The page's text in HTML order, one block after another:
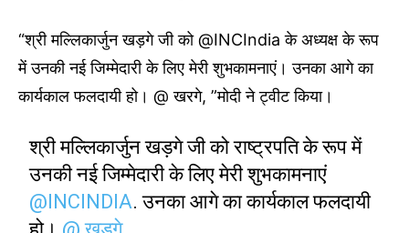
“श्री मल्लिकार्जुन खड़गे जी को @INCIndia के अध्यक्ष के रूप
में उनकी नई जिम्मेदारी के लिए मेरी शुभकामनाएं। उनका आगे का
कार्यकाल फलदायी हो। @ खरगे, ”मोदी ने ट्वीट किया।
श्री मल्लिकार्जुन खड़गे जी को राष्ट्रपति के रूप में
उनकी नई जिम्मेदारी के लिए मेरी शुभकामनाएं
@INCINDIA. उनका आगे का कार्यकाल फलदायी